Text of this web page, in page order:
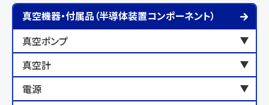
真空機器・付属品（半導体装置コンポーネント）
真空ポンプ
真空計
電源